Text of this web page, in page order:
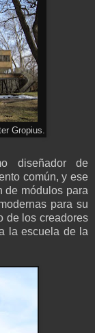
Gropius.
diseñador de
común, y ese
de módulos para
para su
de los creadores
la escuela de la